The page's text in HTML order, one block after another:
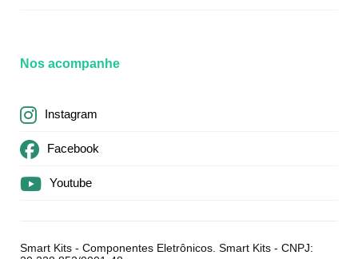
Nos acompanhe
Instagram
Facebook
Youtube
Smart Kits - Componentes Eletrônicos. Smart Kits - CNPJ: